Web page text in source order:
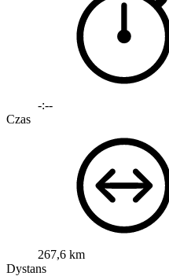
-:--
Czas
267,6 km
Dystans